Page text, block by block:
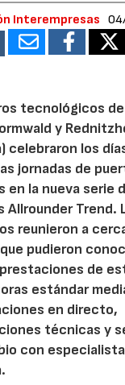
Interempresas
tecnológicos de
y
celebraron los
jornadas de
en la nueva serie
Allrounder Trend.
reunieron a
pudieron
de
estándar
en directo,
técnicas y
con